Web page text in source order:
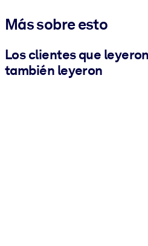
Más sobre esto
Los clientes que
también leyeron